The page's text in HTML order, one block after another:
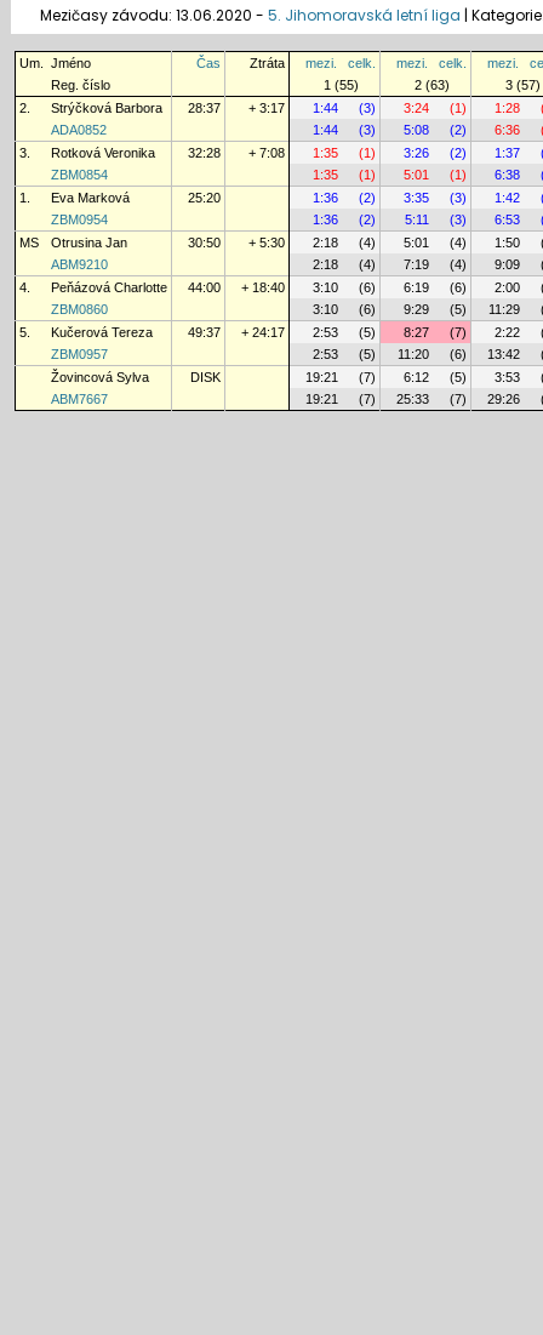
Mezičasy závodu: 13.06.2020 - 5. Jihomoravská letní liga |
Um. Jméno Čas Ztráta mezi. celk. mezi. celk. mezi.
Reg. číslo
1 (55) 2 (63)
3 (57)
2.
Strýčková Barbora 28:37 + 3:17 1:44 (3) 3:24 (1) 1:28
ADA0852
1:44 (3) 5:08 (2) 6:36
3.
Rotková Veronika 32:28 + 7:08 1:35 (1) 3:26 (2) 1:37
ZBM0854
1:35 (1) 5:01 (1) 6:38
1.
Eva Marková 25:20 1:36 (2) 3:35 (3) 1:42
ZBM0954
1:36 (2) 5:11 (3) 6:53
MS
Otrusina Jan 30:50 + 5:30 2:18 (4) 5:01 (4) 1:50
ABM9210
2:18 (4) 7:19 (4) 9:09
4.
Peňázová Charlotte 44:00 + 18:40 3:10 (6) 6:19 (6) 2:00
ZBM0860
3:10 (6) 9:29 (5) 11:29
5.
Kučerová Tereza 49:37 + 24:17 2:53 (5) 8:27 (7) 2:22
ZBM0957
2:53 (5) 11:20 (6) 13:42
Žovincová Sylva
DISK 19:21 (7) 6:12 (5) 3:53
ABM7667
19:21 (7) 25:33 (7) 29:26